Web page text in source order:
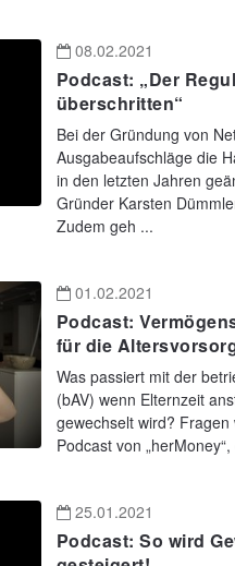
08.02.2021
Podcast: „Der
überschritten“
Bei der Gründung von
Ausgabeaufschläge die
in den letzten Jahren
Gründer Karsten
Zudem geh ...
01.02.2021
Podcast:
für die
Was passiert mit der
(bAV) wenn Elternzeit
gewechselt wird?
Podcast von
25.01.2021
Podcast: So wird